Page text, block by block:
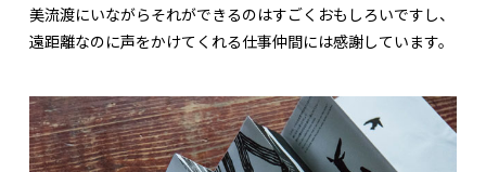
美流渡にいながらそれができるのはすごくおもしろいですし、
遠距離なのに声をかけてくれる仕事仲間には感謝しています。